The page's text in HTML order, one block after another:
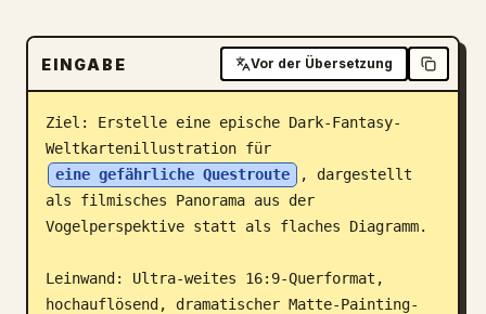
Download
Blog
Updates
EINGABE Vor der Übersetzung
Ziel: Erstelle eine epische Dark-Fantasy-
Weltkartenillustration für
eine gefährliche Questroute
, dargestellt
als filmisches Panorama aus der
Vogelperspektive statt als flaches Diagramm.
Leinwand: Ultra-weites 16:9-Querformat,
hochauflösend, dramatischer Matte-Painting-